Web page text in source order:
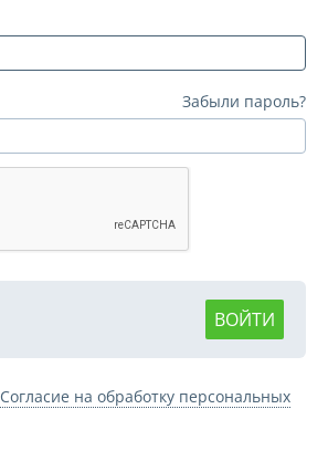
Забыли пароль?
ВОЙТИ
Согласие на обработку персональных